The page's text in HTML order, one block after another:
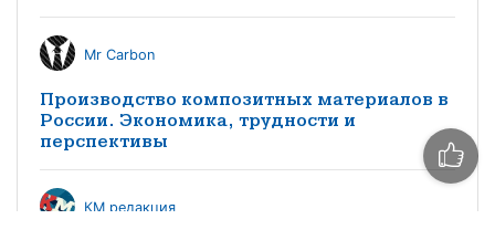
Mr Carbon
Производство композитных материалов в
России. Экономика, трудности и
перспективы
КМ редакция